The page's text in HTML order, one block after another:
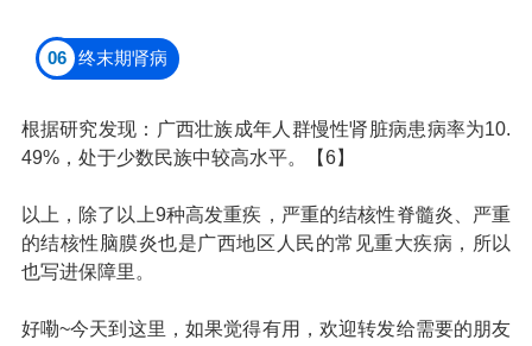
06 终末期肾病
根据研究发现：广西壮族成年人群慢性肾脏病患病率为10.
49%，处于少数民族中较高水平。【6】
以上，除了以上9种高发重疾，严重的结核性脊髓炎、严重
的结核性脑膜炎也是广西地区人民的常见重大疾病，所以
也写进保障里。
好嘞~今天到这里，如果觉得有用，欢迎转发给需要的朋友